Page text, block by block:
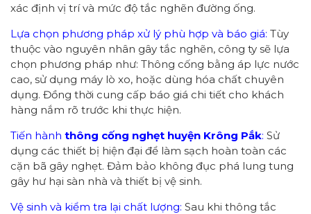
xác định vị trí và mức độ tắc nghẽn đường ống.
Lựa chọn phương pháp xử lý phù hợp và báo giá: Tùy
thuộc vào nguyên nhân gây tắc nghẽn, công ty sẽ lựa
chọn phương pháp như: Thông cống bằng áp lực nước
cao, sử dụng máy lò xo, hoặc dùng hóa chất chuyên
dụng. Đồng thời cung cấp báo giá chi tiết cho khách
hàng nắm rõ trước khi thực hiện.
Tiến hành thông cống nghẹt huyện Krông Pắk: Sử
dụng các thiết bị hiện đại để làm sạch hoàn toàn các
cặn bã gây nghẹt. Đảm bảo không đục phá lung tung
gây hư hại sàn nhà và thiết bị vệ sinh.
Vệ sinh và kiểm tra lại chất lượng: Sau khi thông tắc